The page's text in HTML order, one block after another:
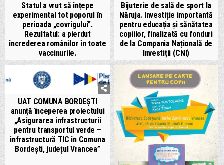
Statul a vrut să înțepe
experimental tot poporul în
perioada „covrigului”.
Rezultatul: a pierdut
încrederea românilor în toate
vaccinurile.
Bijuterie de sală de sport la
Năruja. Investiție importantă
pentru educația și sănătatea
copiilor, finalizată cu fonduri
de la Compania Națională de
Investiții (CNI)
UAT COMUNA BORDEȘTI
anunță începerea proiectului
„Asigurarea infrastructurii
pentru transportul verde –
infrastructură TIC în Comuna
Bordești, județul Vrancea”